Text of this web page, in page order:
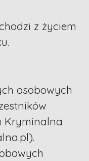
z życiem
osobowych
Kryminalna